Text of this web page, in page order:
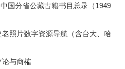
国分省公藏古籍书目总录（1949
照片数字资源导航（含台大、哈
与商榷